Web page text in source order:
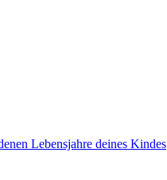
Lebensjahre deines Kindes